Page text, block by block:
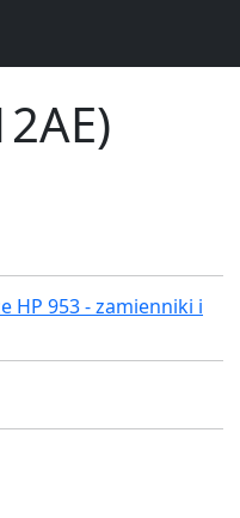
HP 953 - zamienniki i